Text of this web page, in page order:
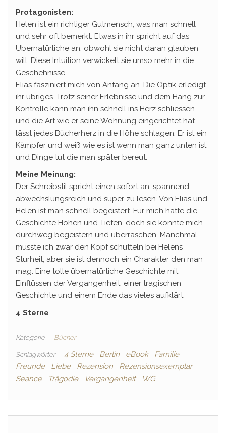
Protagonisten:
Helen ist ein richtiger Gutmensch, was man schnell
und sehr oft bemerkt. Etwas in ihr spricht auf das
Übernatürliche an, obwohl sie nicht daran glauben
will. Diese Intuition verwickelt sie umso mehr in die
Geschehnisse.
Elias fasziniert mich von Anfang an. Die Optik erledigt
ihr übriges. Trotz seiner Erlebnisse und dem Hang zur
Kontrolle kann man ihn schnell ins Herz schliessen
und die Art wie er seine Wohnung eingerichtet hat
lässt jedes Bücherherz in die Höhe schlagen. Er ist ein
Kämpfer und weiß wie es ist wenn man ganz unten ist
und Dinge tut die man später bereut.
Meine Meinung:
Der Schreibstil spricht einen sofort an, spannend,
abwechslungsreich und super zu lesen. Von Elias und
Helen ist man schnell begeistert. Für mich hatte die
Geschichte Höhen und Tiefen, doch sie konnte mich
durchweg begeistern und überraschen. Manchmal
musste ich zwar den Kopf schütteln bei Helens
Sturheit, aber sie ist dennoch ein Charakter den man
mag. Eine tolle übernatürliche Geschichte mit
Einflüssen der Vergangenheit, einer tragischen
Geschichte und einem Ende das vieles aufklärt.
4 Sterne
Kategorie Bücher
Schlagwörter 4 Sterne Berlin eBook
Familie
Freunde
Liebe Rezension
Rezensionsexemplar
Seance
Trägodie Vergangenheit WG